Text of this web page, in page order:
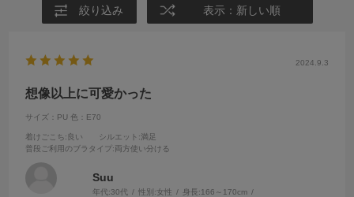
絞り込み 表示：新しい順
2024.9.3
想像以上に可愛かった
サイズ：PU 色：E70
着けごこち:良い シルエット :満足
普段ご利用のブラタイプ :両方使い分ける
Suu
年代:30代 性別:女性 身長:166～170cm